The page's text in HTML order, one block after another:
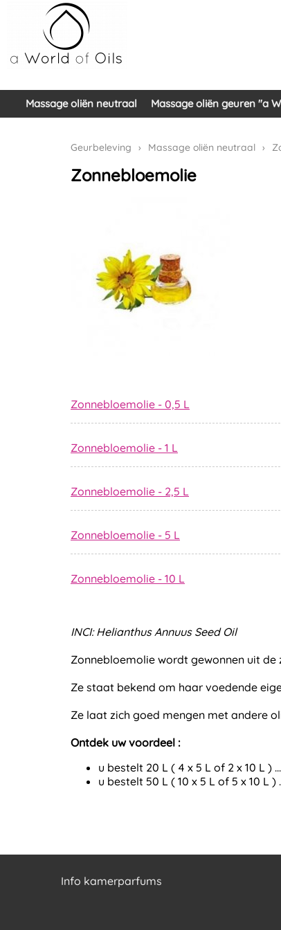
Massage oliën neutraal Massage oliën geuren "a
Geurbeleving › Massage oliën neutraal ›
Zonnebloemolie
Zonnebloemolie - 0,5 L
Zonnebloemolie - 1 L
Zonnebloemolie - 2,5 L
Zonnebloemolie - 5 L
Zonnebloemolie - 10 L
INCI: Helianthus Annuus Seed Oil
Zonnebloemolie wordt gewonnen uit
Ze staat bekend om haar voedende
Ze laat zich goed mengen met andere
Ontdek uw voordeel :
u bestelt 20 L ( 4 x 5 L of 2 x 10 L )
u bestelt 50 L ( 10 x 5 L of 5 x 10 L
Info kamerparfums